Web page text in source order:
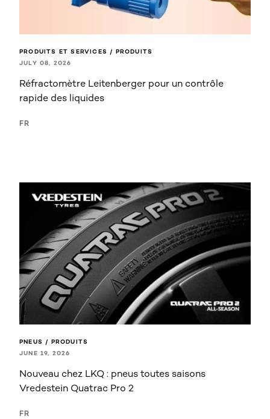
PRODUITS ET SERVICES / PRODUITS
JULY 08, 2026
Réfractomètre Leitenberger pour un contrôle
rapide des liquides
FR
PNEUS / PRODUITS
JUNE 19, 2026
Nouveau chez LKQ : pneus toutes saisons
Vredestein Quatrac Pro 2
FR